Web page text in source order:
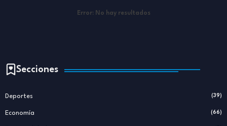
Error: No hay resultados
Secciones
Deportes (39)
Economía (66)